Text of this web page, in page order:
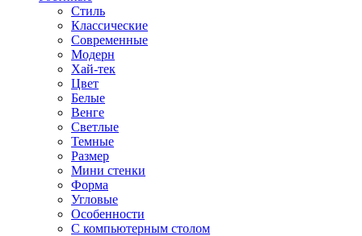
Стиль
Классические
Современные
Модерн
Хай-тек
Цвет
Белые
Венге
Светлые
Темные
Размер
Мини стенки
Форма
Угловые
Особенности
С компьютерным столом